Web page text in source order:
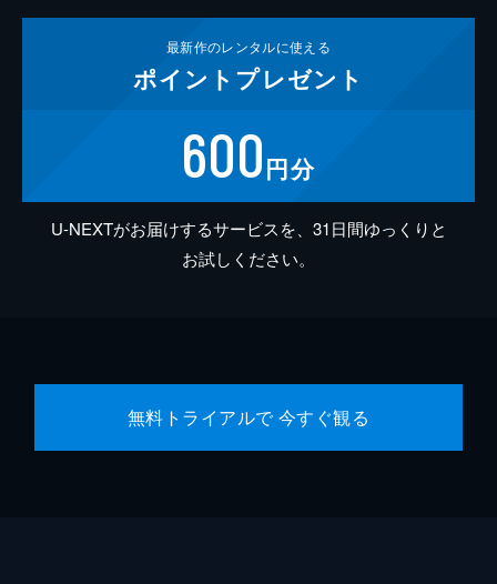
最新作のレンタルに使える
ポイント プレゼント
600円分
U-NEXTがお届けするサービスを、31日間ゆっくりと
お試しください。
無料トライアルで 今すぐ観る